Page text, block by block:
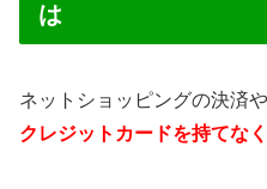
は
ネットショッピングの決済
クレジットカードを持てな